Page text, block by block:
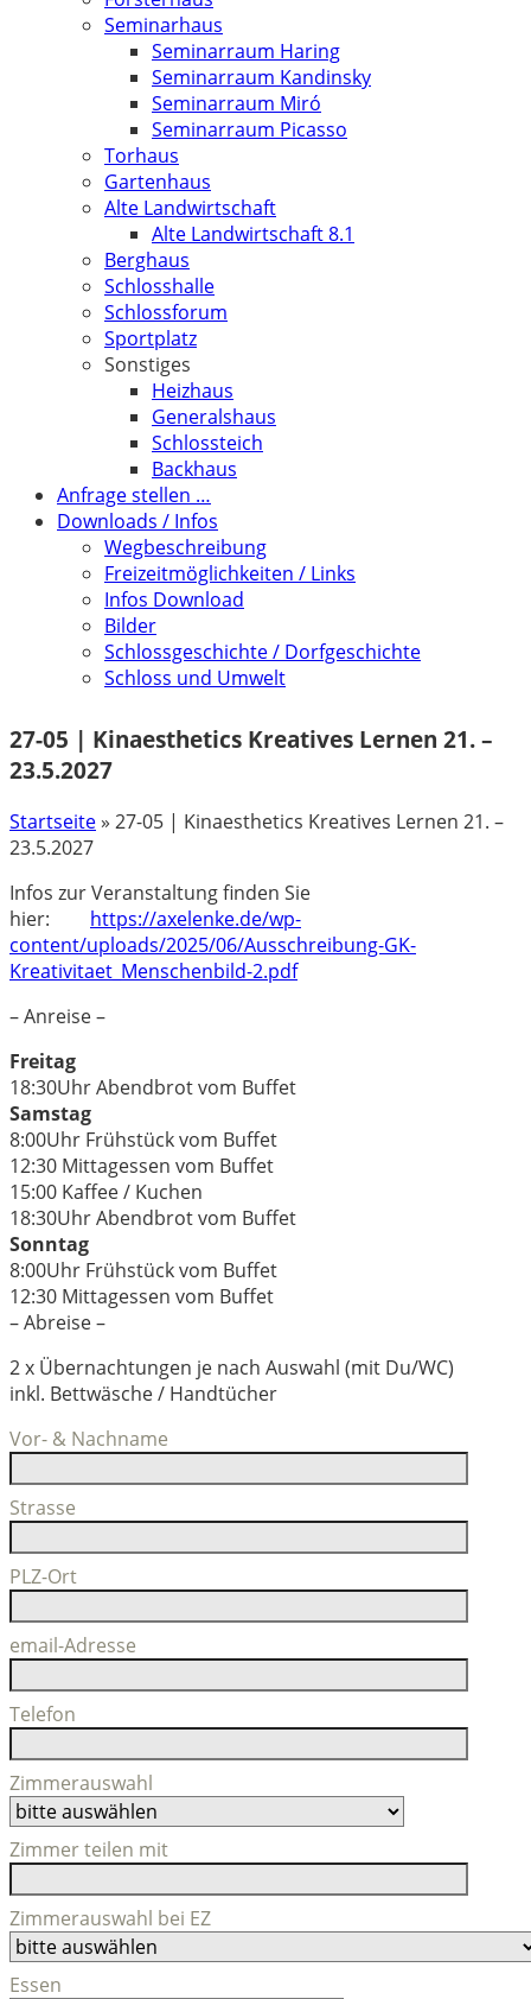
Seminarhaus
Seminarraum Haring
Seminarraum Kandinsky
Seminarraum Miró
Seminarraum Picasso
Torhaus
Gartenhaus
Alte Landwirtschaft
Alte Landwirtschaft 8.1
Berghaus
Schlosshalle
Schlossforum
Sportplatz
Sonstiges
Heizhaus
Generalshaus
Schlossteich
Backhaus
Anfrage stellen …
Downloads / Infos
Wegbeschreibung
Freizeitmöglichkeiten / Links
Infos Download
Bilder
Schlossgeschichte / Dorfgeschichte
Schloss und Umwelt
27-05 | Kinaesthetics Kreatives Lernen 21. –
23.5.2027
Startseite» 27-05 | Kinaesthetics Kreatives Lernen 21. –
23.5.2027
Infos zur Veranstaltung finden Sie
hier:
https://axelenke.de/wp-
content/uploads/2025/06/Ausschreibung-GK-
Kreativitaet_Menschenbild-2.pdf
– Anreise –
Freitag
18:30Uhr Abendbrot vom Buffet
Samstag
8:00Uhr Frühstück vom Buffet
12:30 Mittagessen vom Buffet
15:00 Kaffee / Kuchen
18:30Uhr Abendbrot vom Buffet
Sonntag
8:00Uhr Frühstück vom Buffet
12:30 Mittagessen vom Buffet
– Abreise –
2 x Übernachtungen je nach Auswahl (mit Du/WC)
inkl. Bettwäsche / Handtücher
Vor- & Nachname
Strasse
PLZ-Ort
email-Adresse
Telefon
Zimmerauswahl
Zimmer teilen mit
Zimmerauswahl bei EZ
Essen